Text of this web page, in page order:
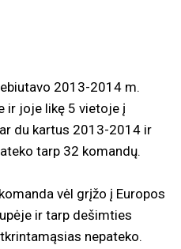
2013-2014 m.
ir joje likę 5 vietoje į
du kartus 2013-2014 ir
tarp 32 komandų.
vėl grįžo į Europos
ir tarp dešimties
nepateko.